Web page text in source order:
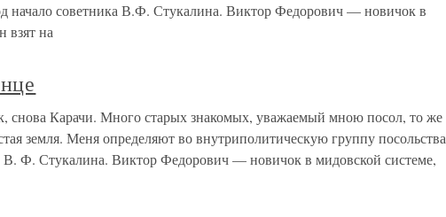
начало советника В.Ф. Стукалина. Виктор Федорович — новичок в
взят на
снова Карачи. Много старых знакомых, уважаемый мною посол, то же
земля. Меня определяют во внутриполитическую группу посольства
В. Ф. Стукалина. Виктор Федорович — новичок в мидовской системе,